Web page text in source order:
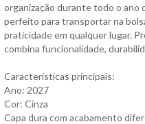
organização durante todo o ano
perfeito para transportar na
praticidade em qualquer lugar.
combina funcionalidade,
Características principais:
Ano: 2027
Cor: Cinza
Capa dura com acabamento